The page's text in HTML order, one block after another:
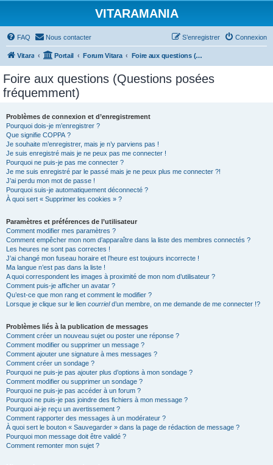
VITARAMANIA
FAQ Nous contacter Connexion
S’enregistrer
Vitara Portail Forum Vitara Foire aux questions (Questions posées fréquemment)
Foire aux questions (Questions posées
fréquemment)
Problèmes de connexion et d’enregistrement
Pourquoi dois-je m’enregistrer ?
Que signifie COPPA ?
Je souhaite m’enregistrer, mais je n’y parviens pas !
Je suis enregistré mais je ne peux pas me connecter !
Pourquoi ne puis-je pas me connecter ?
Je me suis enregistré par le passé mais je ne peux plus me connecter ?!
J’ai perdu mon mot de passe !
Pourquoi suis-je automatiquement déconnecté ?
À quoi sert « Supprimer les cookies » ?
Paramètres et préférences de l’utilisateur
Comment modifier mes paramètres ?
Comment empêcher mon nom d’apparaître dans la liste des membres connectés ?
Les heures ne sont pas correctes !
J’ai changé mon fuseau horaire et l’heure est toujours incorrecte !
Ma langue n’est pas dans la liste !
A quoi correspondent les images à proximité de mon nom d’utilisateur ?
Comment puis-je afficher un avatar ?
Qu’est-ce que mon rang et comment le modifier ?
Lorsque je clique sur le lien courrield’un membre, on me demande de me connecter !?
Problèmes liés à la publication de messages
Comment créer un nouveau sujet ou poster une réponse ?
Comment modifier ou supprimer un message ?
Comment ajouter une signature à mes messages ?
Comment créer un sondage ?
Pourquoi ne puis-je pas ajouter plus d’options à mon sondage ?
Comment modifier ou supprimer un sondage ?
Pourquoi ne puis-je pas accéder à un forum ?
Pourquoi ne puis-je pas joindre des fichiers à mon message ?
Pourquoi ai-je reçu un avertissement ?
Comment rapporter des messages à un modérateur ?
À quoi sert le bouton « Sauvegarder » dans la page de rédaction de message ?
Pourquoi mon message doit être validé ?
Comment remonter mon sujet ?